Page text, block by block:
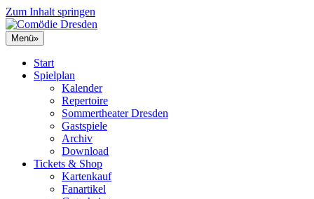
Zum Inhalt springen
Menü»
Start
Spielplan
Kalender
Repertoire
Sommertheater Dresden
Gastspiele
Archiv
Download
Tickets & Shop
Kartenkauf
Fanartikel